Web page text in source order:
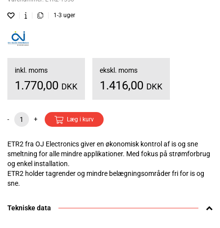
1-3 uger
inkl. moms
1.770,00 DKK
ekskl. moms
1.416,00 DKK
- + Læg i kurv
ETR2 fra OJ Electronics giver en økonomisk kontrol af is og sne
smeltning for alle mindre applikationer. Med fokus på strømforbrug
og enkel installation.
ETR2 holder tagrender og mindre belægningsområder fri for is og
sne.
Tekniske data